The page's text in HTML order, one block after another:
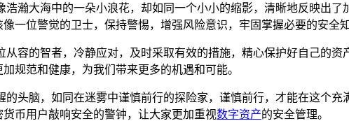
浩瀚大海中的一朵小浪花，却如同一个小小的缩影，清晰地反映出
一位警觉的卫士，保持警惕，增强风险意识，牢固掌握必要的安全知
从容的智者，冷静应对，及时采取有效的措施，精心保护好自己的
规范和健康，为我们带来更多的机遇和可能。
的头脑，如同在迷雾中谨慎前行的探险家，谨慎前行，才能在这个
币用户敲响安全的警钟，让大家更加重视数字资产的安全管理。